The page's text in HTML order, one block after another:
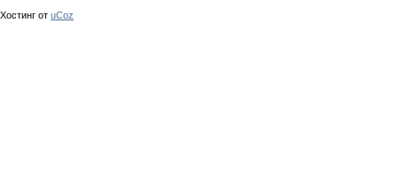
Хостинг от uCoz